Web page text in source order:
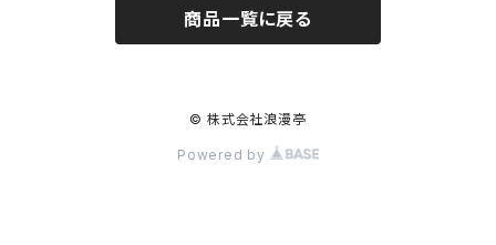
月の輪酒造 月の輪
四ツ谷酒造 兼八 など
株式会社市野屋 れもんリキュールなど
松井酒造合名会社 松井ウィスキーなど
玉泉堂酒造 美濃養老ピークなど
商品一覧に戻る
© 株式会社浪漫亭
Powered by